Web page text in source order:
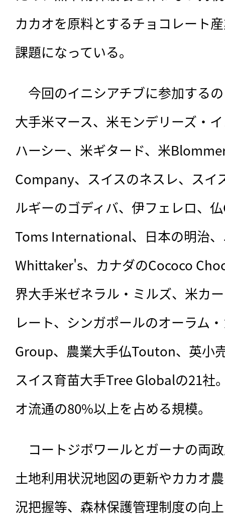
カカオを原料とするチョコレート
課題になっている。
今回のイニシアチブに参加する
大手米マース、米モンデリーズ・
ハーシー、米ギタード、米
Company、スイスのネスレ、スイ
ルギーのゴディバ、伊フェレロ、
Toms International、日本の明治
Whittaker's、カナダのCococo
界大手米ゼネラル・ミルズ、米カ
レート、シンガポールのオーラム
Group、農業大手仏Touton、英小
スイス育苗大手Tree Globalの21社
オ流通の80%以上を占める規模。
コートジボワールとガーナの両
土地利用状況地図の更新やカカオ
況把握等、森林保護管理制度の向